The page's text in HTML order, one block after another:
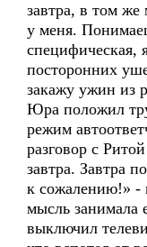
завтра, в том
у меня.
специфическая,
посторонних
закажу ужин из
Юра положил
режим
разговор с
завтра. Завтра
к сожалению!» -
мысль занимала
выключил